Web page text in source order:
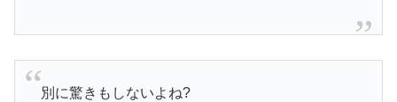
別に驚きもしないよね?